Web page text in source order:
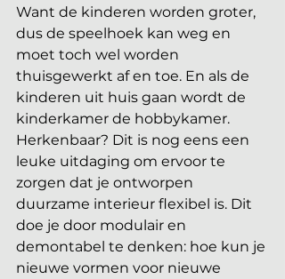
Want de kinderen worden groter,
dus de speelhoek kan weg en
moet toch wel worden
thuisgewerkt af en toe. En als de
kinderen uit huis gaan wordt de
kinderkamer de hobbykamer.
Herkenbaar? Dit is nog eens een
leuke uitdaging om ervoor te
zorgen dat je ontworpen
duurzame interieur flexibel is. Dit
doe je door modulair en
demontabel te denken: hoe kun je
nieuwe vormen voor nieuwe